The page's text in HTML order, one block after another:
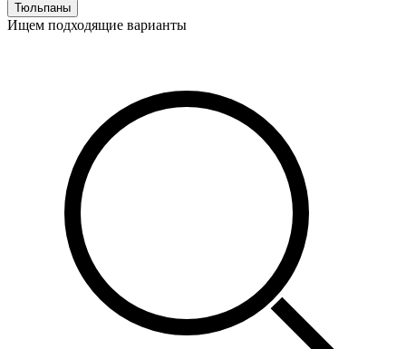
Тюльпаны
Ищем подходящие варианты